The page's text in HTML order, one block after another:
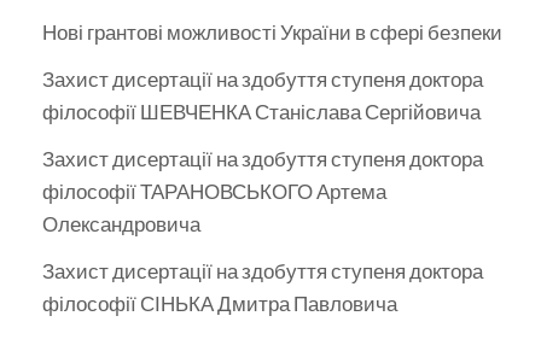
Нові грантові можливості України в сфері безпеки
Захист дисертації на здобуття ступеня доктора
філософії ШЕВЧЕНКА Станіслава Сергійовича
Захист дисертації на здобуття ступеня доктора
філософії ТАРАНОВСЬКОГО Артема
Олександровича
Захист дисертації на здобуття ступеня доктора
філософії СІНЬКА Дмитра Павловича